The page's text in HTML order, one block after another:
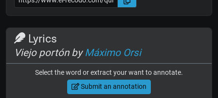
Lyrics
Viejo portón by Máximo Orsi
Select the word or extract your want to annotate.
Submit an annotation